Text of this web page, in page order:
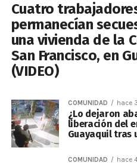
Cuatro
permanecían
una vivienda de la
San Francisco, en
(VIDEO)
COMUNIDAD hace
¿Lo dejaron
liberación del
Guayaquil tras
COMUNIDAD hace